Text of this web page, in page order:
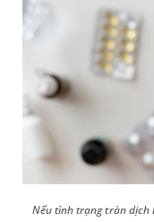
Nếu tình trạng tràn dịch